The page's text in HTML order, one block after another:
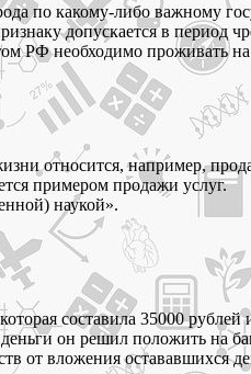
по какому-либо важному
допускается в период
РФ необходимо проживать на
относится, например,
примером продажи услуг.
наукой».
составила 35000
он решил положить на
от вложения остававшихся